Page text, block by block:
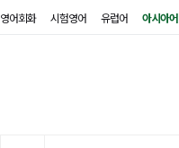
영어회화 시험영어 유럽어 아시아어